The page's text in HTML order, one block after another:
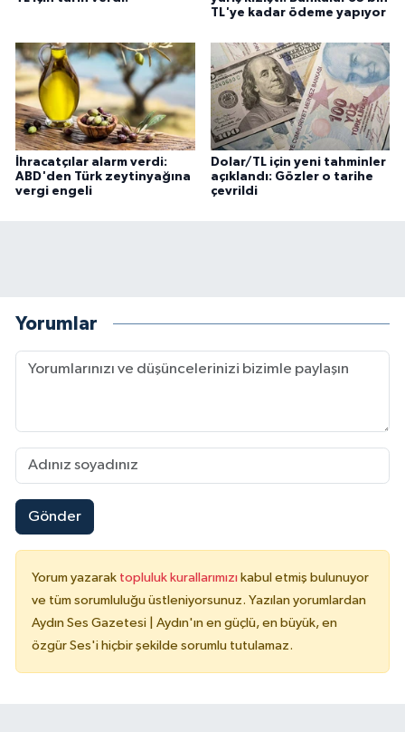
TL'ye kadar ödeme yapıyor
İhracatçılar alarm verdi:
ABD'den Türk zeytinyağına
vergi engeli
Dolar/TL için yeni tahminler
açıklandı: Gözler o tarihe
çevrildi
Yorumlar
Gönder
Yorum yazarak topluluk kurallarımızı kabul etmiş bulunuyor
ve tüm sorumluluğu üstleniyorsunuz. Yazılan yorumlardan
Aydın Ses Gazetesi | Aydın'ın en güçlü, en büyük, en
özgür Ses'i hiçbir şekilde sorumlu tutulamaz.